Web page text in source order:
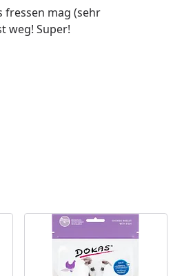
fressen mag (sehr
weg! Super!